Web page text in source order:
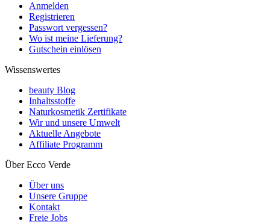
Anmelden
Registrieren
Passwort vergessen?
Wo ist meine Lieferung?
Gutschein einlösen
Wissenswertes
beauty Blog
Inhaltsstoffe
Naturkosmetik Zertifikate
Wir und unsere Umwelt
Aktuelle Angebote
Affiliate Programm
Über Ecco Verde
Über uns
Unsere Gruppe
Kontakt
Freie Jobs